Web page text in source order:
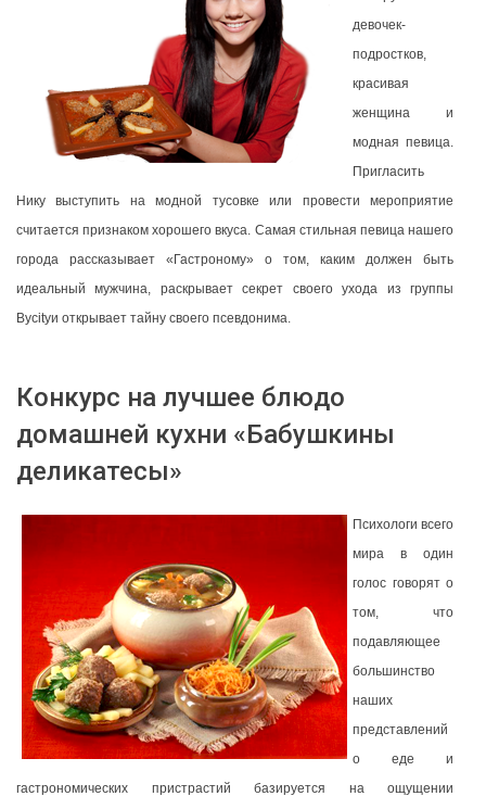
девочек-
подростков,
красивая
женщина и
модная певица.
Пригласить
Нику выступить на модной тусовке или провести мероприятие
считается признаком хорошего вкуса. Самая стильная певица нашего
города рассказывает «Гастроному» о том, каким должен быть
идеальный мужчина, раскрывает секрет своего ухода из группы
Bycityи открывает тайну своего псевдонима.
Конкурс на лучшее блюдо
домашней кухни «Бабушкины
деликатесы»
Психологи всего
мира в один
голос говорят о
том, что
подавляющее
большинство
наших
представлений
о еде и
гастрономических пристрастий базируется на ощущении